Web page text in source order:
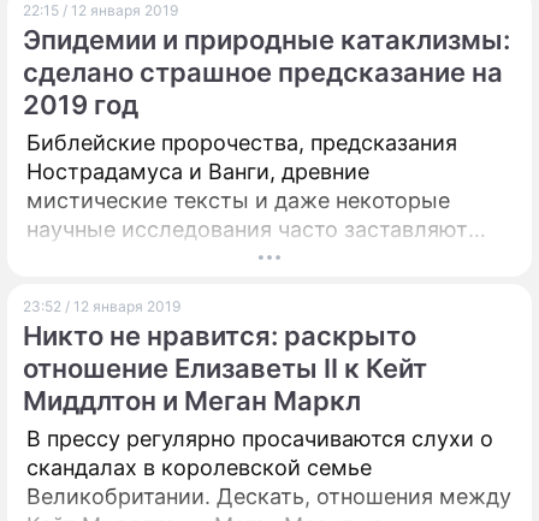
до сих пор не может забыть свою любовь.
22:15 / 12 января 2019
Эпидемии и природные катаклизмы:
сделано страшное предсказание на
2019 год
Библейские пророчества, предсказания
Нострадамуса и Ванги, древние
мистические тексты и даже некоторые
научные исследования часто заставляют
людей задумываться о наступлении конца
уверены специалисты. Это, однако, не
отменяет страшных испытаний, которые
выпадут на долю человечества.
23:52 / 12 января 2019
Никто не нравится: раскрыто
отношение Елизаветы II к Кейт
Миддлтон и Меган Маркл
В прессу регулярно просачиваются слухи о
скандалах в королевской семье
Великобритании. Дескать, отношения между